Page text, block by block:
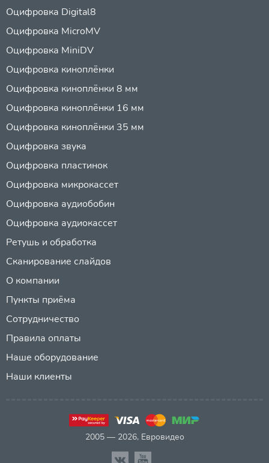
Оцифровка Digital8
Оцифровка MicroMV
Оцифровка MiniDV
Оцифровка киноплёнки
Оцифровка киноплёнки 8 мм
Оцифровка киноплёнки 16 мм
Оцифровка киноплёнки 35 мм
Оцифровка звука
Оцифровка пластинок
Оцифровка микрокассет
Оцифровка аудиобобин
Оцифровка аудиокассет
Ретушь и обработка
Сканирование слайдов
О компании
Пункты приёма
Сотрудничество
Правила оплаты
Наше оборудование
Наши клиенты
2005 — 2026, Евровидео